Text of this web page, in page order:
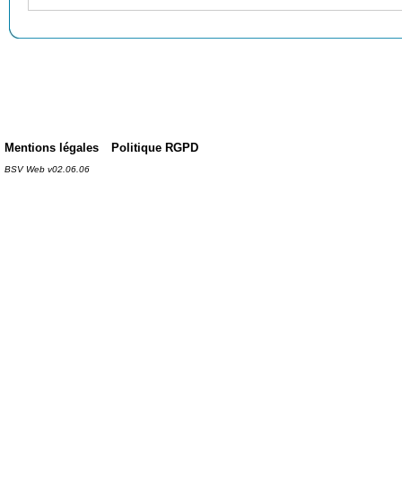
Mentions légales Politique RGPD
BSV Web v02.06.06